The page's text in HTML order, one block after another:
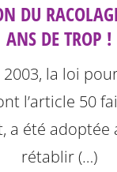
DU
ANS DE TROP !
2003, la loi
l’article 50
a été adoptée
rétablir (…)